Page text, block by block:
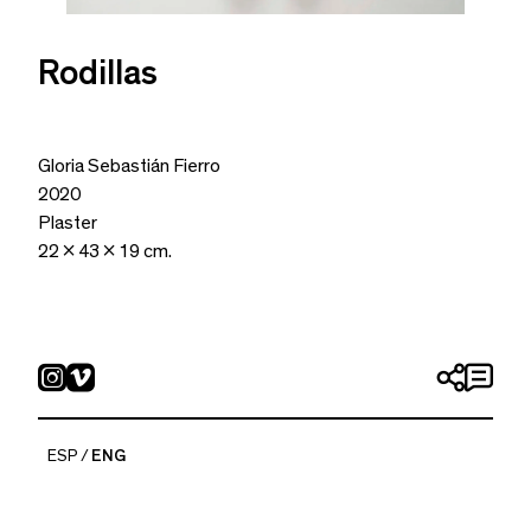
Rodillas
Gloria Sebastián Fierro
2020
Plaster
22 x 43 x 19 cm.
ESP ENG